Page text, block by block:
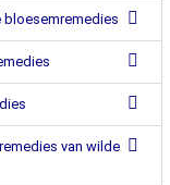
bloesemremedies
van wilde